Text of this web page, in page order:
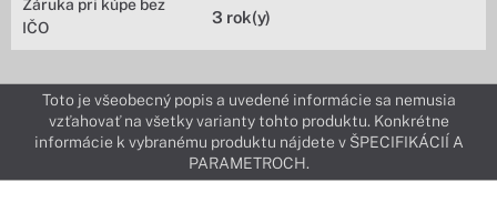
Záruka pri kúpe bez
IČO
3 rok(y)
Toto je všeobecný popis a uvedené informácie sa nemusia
vzťahovať na všetky varianty tohto produktu. Konkrétne
informácie k vybranému produktu nájdete v ŠPECIFIKÁCIÍ A
PARAMETROCH.